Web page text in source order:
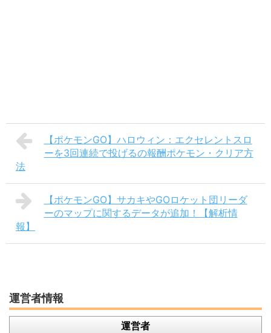
【ポケモンGO】ハロウィン：エクセレントスロ
ーを3回連続で投げるの報酬ポケモン・クリア方
法
【ポケモンGO】サカキやGOロケット団リーダ
ーのマップに関するデータが追加！【解析情
報】
運営者情報
運営者